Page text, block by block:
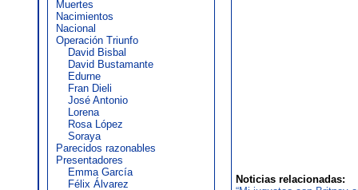
Muertes
Nacimientos
Nacional
Operación Triunfo
David Bisbal
David Bustamante
Edurne
Fran Dieli
José Antonio
Lorena
Rosa López
Soraya
Parecidos razonables
Presentadores
Emma García
Félix Álvarez
Noticias relacionadas: